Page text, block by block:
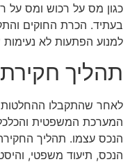
כגון מס על רכוש ומס על
בעתיד. הכרת החוקים
למנוע הפתעות לא
תהליך
לאחר שהתקבלו ההחלטות
המערכת המשפטית
הנכס עצמו. תהליך
הנכס, תיעוד משפטי,